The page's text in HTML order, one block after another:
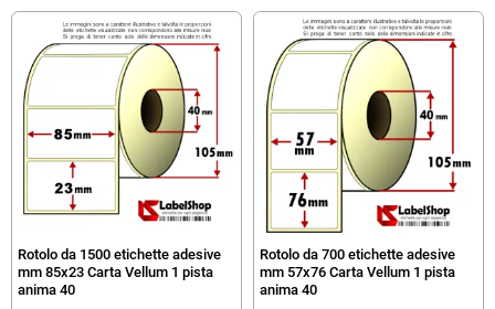
Rotolo da 1500 etichette adesive
mm 85x23 Carta Vellum 1 pista
anima 40
Rotolo da 700 etichette adesive
mm 57x76 Carta Vellum 1 pista
anima 40